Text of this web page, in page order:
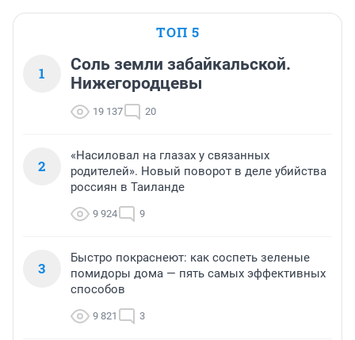
ТОП 5
1
Соль земли забайкальской.
Нижегородцевы
19 137 20
2
«Насиловал на глазах у связанных
родителей». Новый поворот в деле убийства
россиян в Таиланде
9 924 9
3
Быстро покраснеют: как соспеть зеленые
помидоры дома — пять самых эффективных
способов
9 821 3